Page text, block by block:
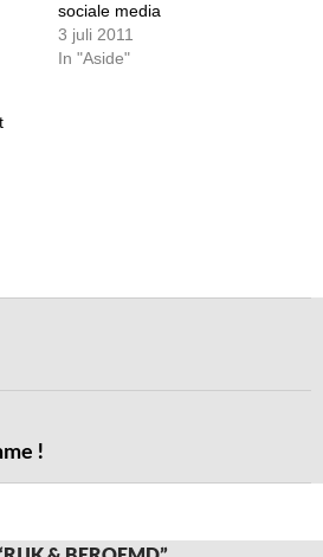
sociale media
3 juli 2011
In "Aside"
!